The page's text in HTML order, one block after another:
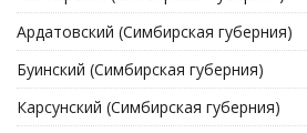
Ардатовский (Симбирская губерния)
Буинский (Симбирская губерния)
Карсунский (Симбирская губерния)